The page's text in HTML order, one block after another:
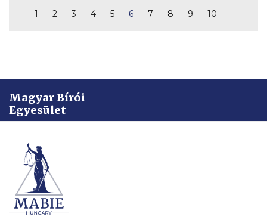
1 2 3 4 5 6 7 8 9 10
Magyar Bírói
Egyesület